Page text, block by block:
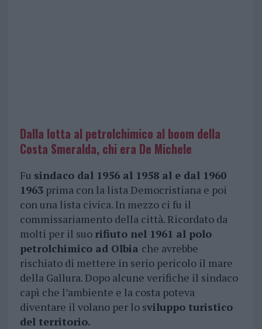
Dalla lotta al petrolchimico al boom della
Costa Smeralda, chi era De Michele
Fu sindaco dal 1956 al 1958 al e dal 1960
1963prima con la lista Democristiana e poi
con una lista civica. In mezzo ci fu il
commissariamento della città. Ricordato da
molti per il suo rifiuto nel 1961 al polo
petrolchimico ad Olbia che avrebbe
rischiato di mettere in serio pericolo il mare
della Gallura. Dopo alcune verifiche il sindaco
capì che l’ambiente e la costa poteva
diventare il volano per lo sviluppo turistico
del territorio.